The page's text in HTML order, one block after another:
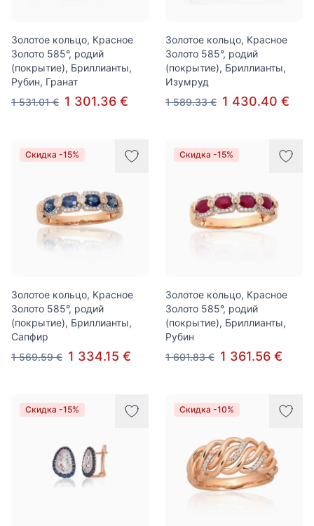
Золотое кольцо, Красное
Золото 585°, родий
(покрытие), Бриллианты,
Рубин, Гранат
1 531.01 € 1 301.36 €
Золотое кольцо, Красное
Золото 585°, родий
(покрытие), Бриллианты,
Изумруд
1 589.33 € 1 430.40 €
Скидка -15%
Золотое кольцо, Красное
Золото 585°, родий
(покрытие), Бриллианты,
Сапфир
1 569.59 € 1 334.15 €
Скидка -15%
Золотое кольцо, Красное
Золото 585°, родий
(покрытие), Бриллианты,
Рубин
1 601.83 € 1 361.56 €
Скидка -15% Скидка -10%